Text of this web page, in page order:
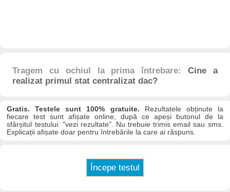
Tragem cu ochiul la prima întrebare:Cine a
realizat primul stat centralizat dac?
Gratis. Testele sunt 100% gratuite. Rezultatele obținute la
fiecare test sunt afișate online, după ce apeși butonul de la
sfârșitul testului: "vezi rezultate". Nu trebuie trimis email sau sms.
Explicații afișate doar pentru întrebările la care ai răspuns.